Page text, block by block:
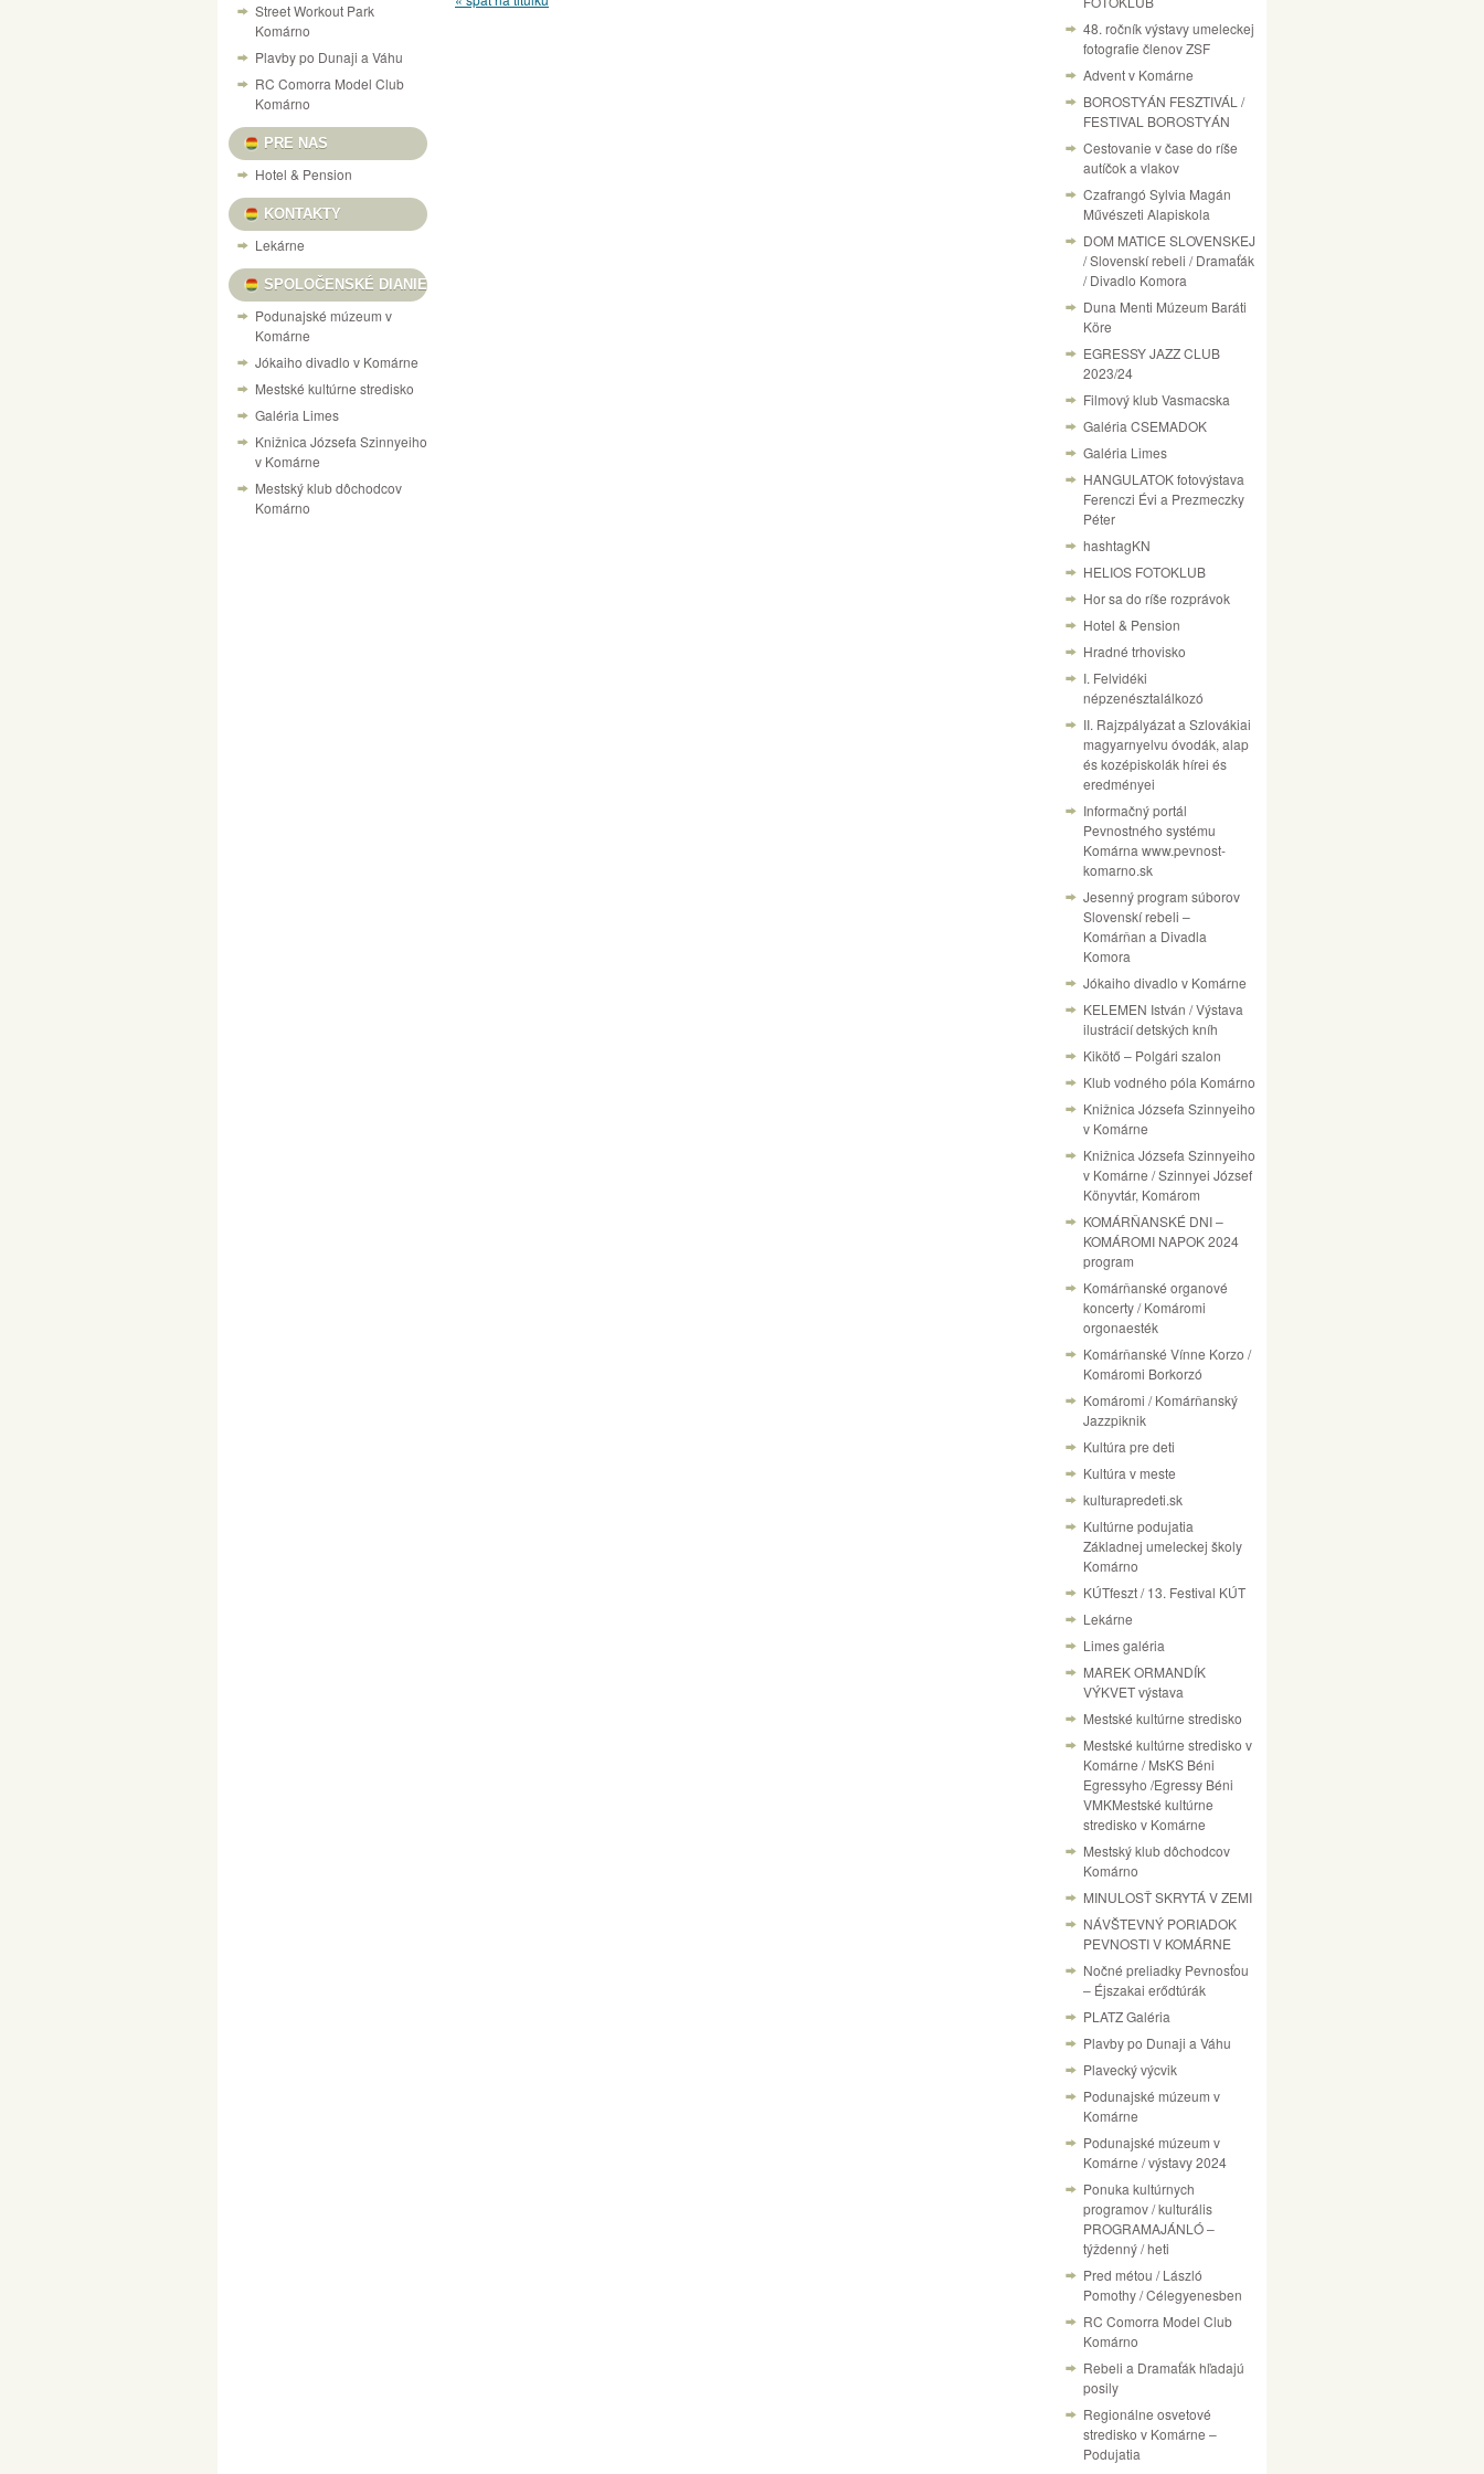
Street Workout Park
Komárno
Plavby po Dunaji a Váhu
RC Comorra Model Club
Komárno
PRE NAS
Hotel & Pension
KONTAKTY
Lekárne
SPOLOČENSKÉ DIANIE
Podunajské múzeum v
Komárne
Jókaiho divadlo v Komárne
Mestské kultúrne stredisko
Galéria Limes
Knižnica Józsefa Szinnyeiho
v Komárne
Mestský klub dôchodcov
Komárno
48. ročník výstavy umeleckej
fotografie členov ZSF
Advent v Komárne
BOROSTYÁN FESZTIVÁL /
FESTIVAL BOROSTYÁN
Cestovanie v čase do ríše
autíčok a vlakov
Czafrangó Sylvia Magán
Művészeti Alapiskola
DOM MATICE SLOVENSKEJ
/ Slovenskí rebeli / Dramaťák
/ Divadlo Komora
Duna Menti Múzeum Baráti
Köre
EGRESSY JAZZ CLUB
2023/24
Filmový klub Vasmacska
Galéria CSEMADOK
Galéria Limes
HANGULATOK fotovýstava
Ferenczi Évi a Prezmeczky
Péter
hashtagKN
HELIOS FOTOKLUB
Hor sa do ríše rozprávok
Hotel & Pension
Hradné trhovisko
I. Felvidéki
népzenésztalálkozó
II. Rajzpályázat a Szlovákiai
magyarnyelvu óvodák, alap
és kozépiskolák hírei és
eredményei
Informačný portál
Pevnostného systému
Komárna www.pevnost-
komarno.sk
Jesenný program súborov
Slovenskí rebeli –
Komárňan a Divadla
Komora
Jókaiho divadlo v Komárne
KELEMEN István / Výstava
ilustrácií detských kníh
Kikötő – Polgári szalon
Klub vodného póla Komárno
Knižnica Józsefa Szinnyeiho
v Komárne
Knižnica Józsefa Szinnyeiho
v Komárne / Szinnyei József
Könyvtár, Komárom
KOMÁRŇANSKÉ DNI –
KOMÁROMI NAPOK 2024
program
Komárňanské organové
koncerty / Komáromi
orgonaesték
Komárňanské Vínne Korzo /
Komáromi Borkorzó
Komáromi / Komárňanský
Jazzpiknik
Kultúra pre deti
Kultúra v meste
kulturapredeti.sk
Kultúrne podujatia
Základnej umeleckej školy
Komárno
KÚTfeszt / 13. Festival KÚT
Lekárne
Limes galéria
MAREK ORMANDÍK
VÝKVET výstava
Mestské kultúrne stredisko
Mestské kultúrne stredisko v
Komárne / MsKS Béni
Egressyho /Egressy Béni
VMKMestské kultúrne
stredisko v Komárne
Mestský klub dôchodcov
Komárno
MINULOSŤ SKRYTÁ V ZEMI
NÁVŠTEVNÝ PORIADOK
PEVNOSTI V KOMÁRNE
Nočné preliadky Pevnosťou
– Éjszakai erődtúrák
PLATZ Galéria
Plavby po Dunaji a Váhu
Plavecký výcvik
Podunajské múzeum v
Komárne
Podunajské múzeum v
Komárne / výstavy 2024
Ponuka kultúrnych
programov / kulturális
PROGRAMAJÁNLÓ –
týždenný / heti
Pred métou / László
Pomothy / Célegyenesben
RC Comorra Model Club
Komárno
Rebeli a Dramaťák hľadajú
posily
Regionálne osvetové
stredisko v Komárne –
Podujatia